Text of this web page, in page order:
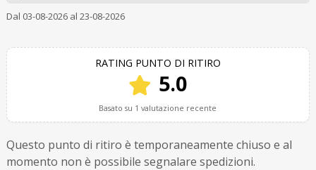
Dal 03-08-2026 al 23-08-2026
RATING PUNTO DI RITIRO
5.0
Basato su 1 valutazione recente
Questo punto di ritiro è temporaneamente chiuso e al
momento non è possibile segnalare spedizioni.